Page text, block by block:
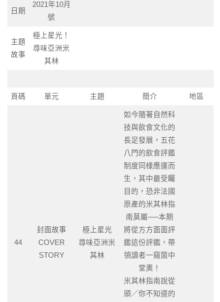
日期
2021年10月
號
主題
故事
極上星光！
尋味亞洲米
其林
頁碼 單元 主題 簡介 地區
44
封面故事
COVER
STORY
極上星光
尋味亞洲米
其林
如今隨著自然科
技與飲食文化的
長足發展，五花
八門的飲食評鑑
制度同樣應運而
生，其中最受矚
目的，恐非法國
原產的米其林指
南莫屬──本期
將從方方面面評
鑑這份評鑑，帶
領讀者一窺箇中
堂奧！
米其林指南說從
頭／你不知道的